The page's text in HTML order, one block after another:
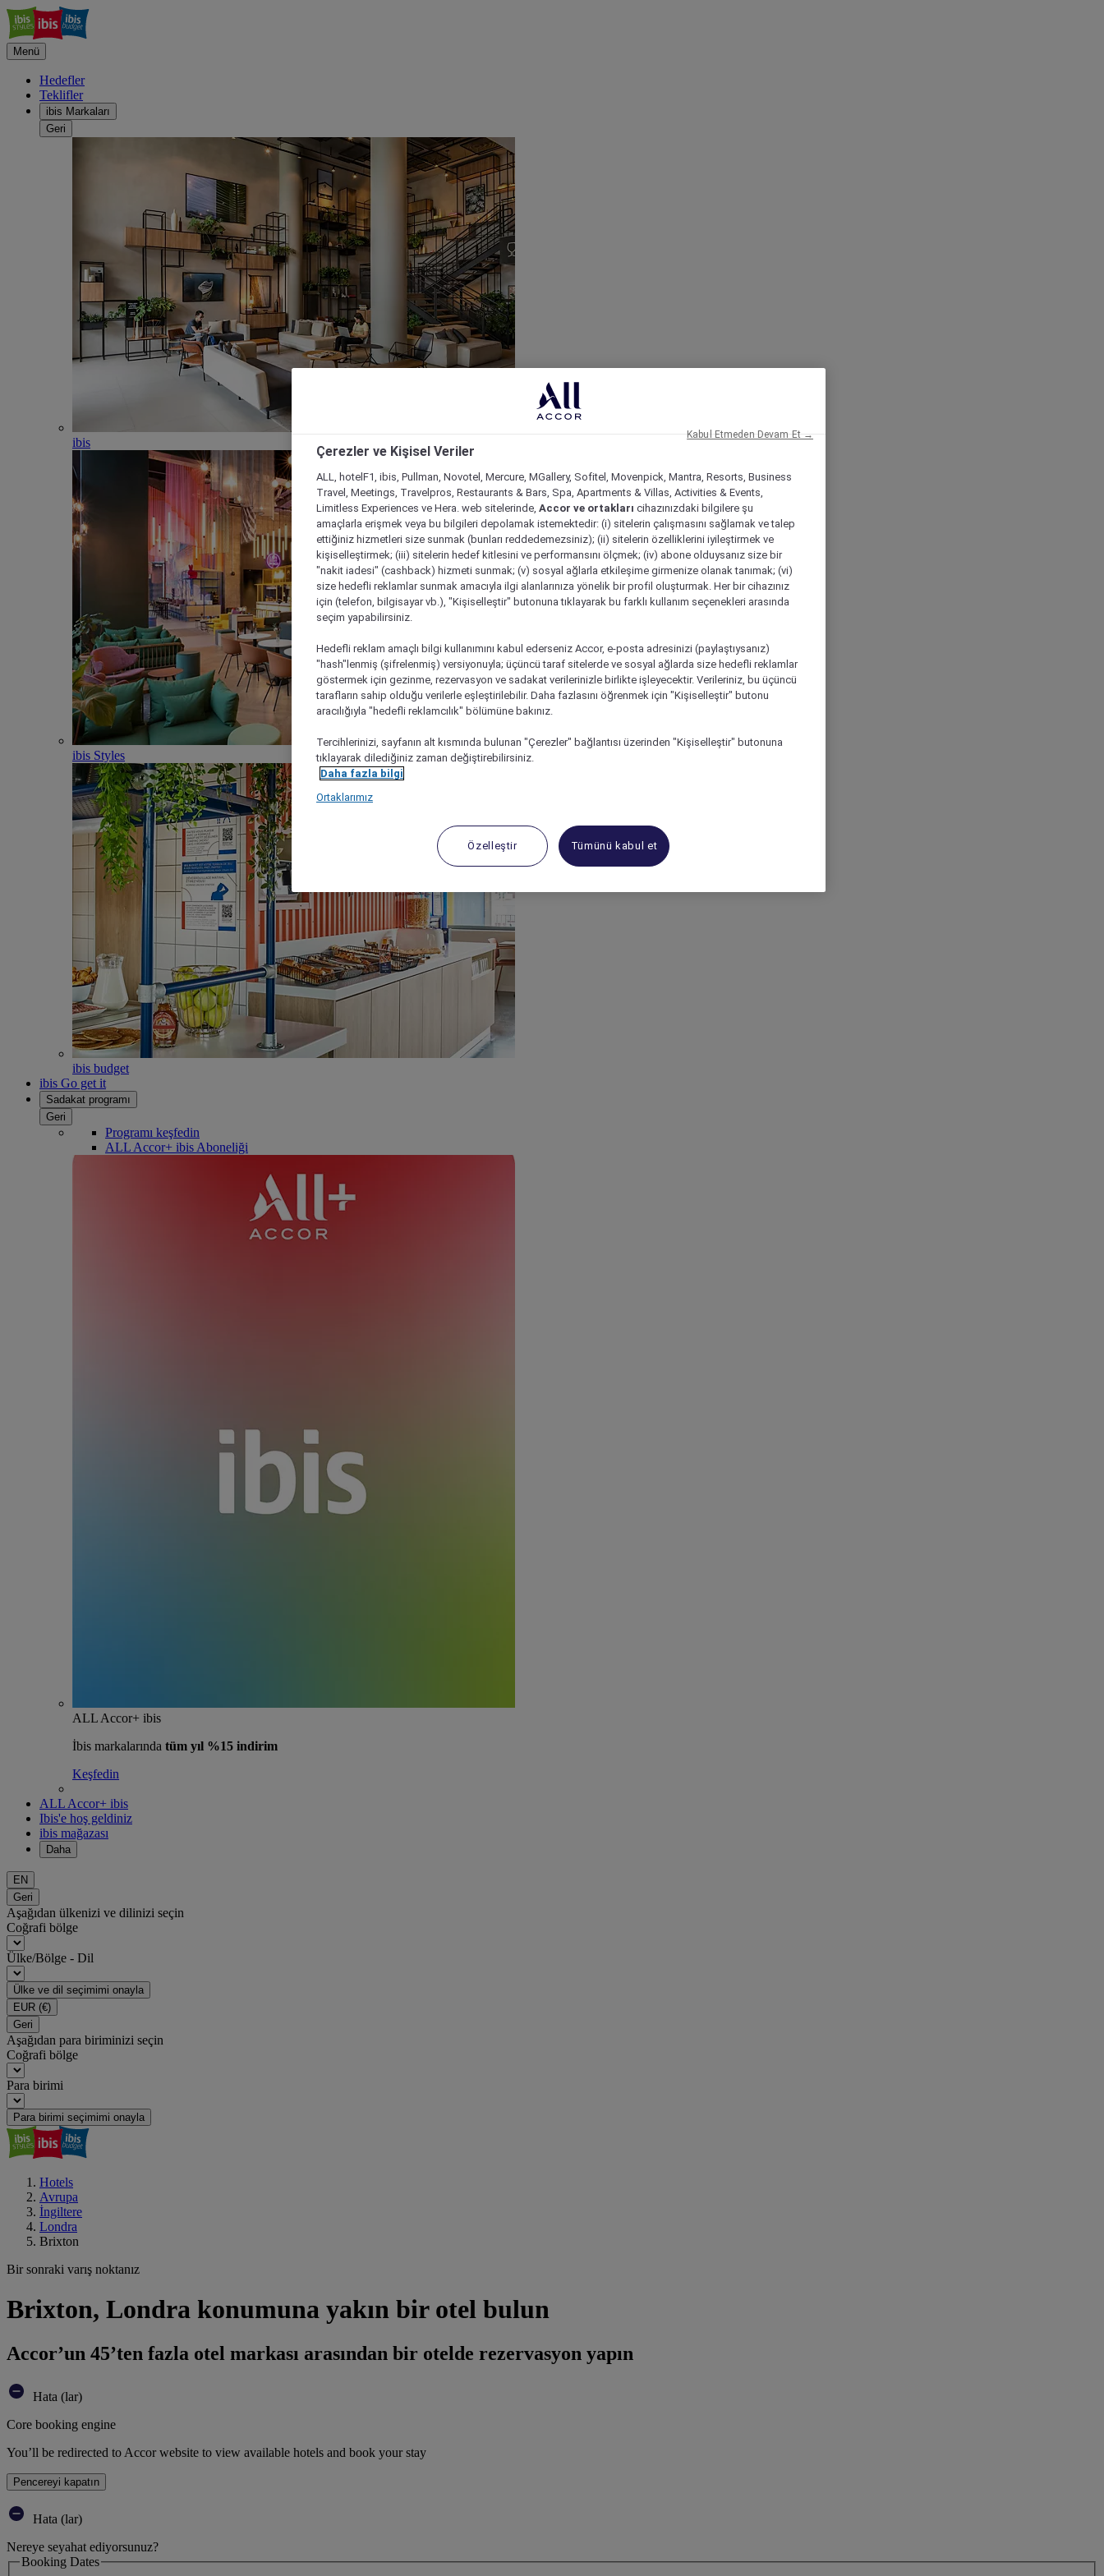
Menü
Hedefler
Teklifler
ibis Markaları
Geri
ibis
ibis Styles
ibis budget
ibis Go get it
Sadakat programı
Geri
Programı keşfedin
ALL Accor+ ibis Aboneliği
ALL Accor+ ibis
İbis markalarında tüm yıl %15 indirim
Keşfedin
ALL Accor+ ibis
Ibis'e hoş geldiniz
ibis mağazası
Daha
EN
Geri
Aşağıdan ülkenizi ve dilinizi seçin
Coğrafi bölge
Ülke/Bölge - Dil
Ülke ve dil seçimimi onayla
EUR (€)
Geri
Aşağıdan para biriminizi seçin
Coğrafi bölge
Para birimi
Para birimi seçimimi onayla
Hotels
Avrupa
İngiltere
Londra
Brixton
Bir sonraki varış noktanız
Brixton, Londra konumuna yakın bir otel bulun
Accor’un 45’ten fazla otel markası arasından bir otelde rezervasyon yapın
Hata (lar)
Core booking engine
You’ll be redirected to Accor website to view available hotels and book your stay
Pencereyi kapatın
Hata (lar)
Nereye seyahat ediyorsunuz?
Booking Dates
Çerezler ve Kişisel Veriler
ALL, hotelF1, ibis, Pullman, Novotel, Mercure, MGallery, Sofitel, Movenpick, Mantra, Resorts, Business
Travel, Meetings, Travelpros, Restaurants & Bars, Spa, Apartments & Villas, Activities & Events,
Limitless Experiences ve Hera. web sitelerinde, Accor ve ortakları cihazınızdaki bilgilere şu
amaçlarla erişmek veya bu bilgileri depolamak istemektedir: (i) sitelerin çalışmasını sağlamak ve talep
ettiğiniz hizmetleri size sunmak (bunları reddedemezsiniz); (ii) sitelerin özelliklerini iyileştirmek ve
kişiselleştirmek; (iii) sitelerin hedef kitlesini ve performansını ölçmek; (iv) abone olduysanız size bir
"nakit iadesi" (cashback) hizmeti sunmak; (v) sosyal ağlarla etkileşime girmenize olanak tanımak; (vi)
size hedefli reklamlar sunmak amacıyla ilgi alanlarınıza yönelik bir profil oluşturmak. Her bir cihazınız
için (telefon, bilgisayar vb.), "Kişiselleştir" butonuna tıklayarak bu farklı kullanım seçenekleri arasında
seçim yapabilirsiniz.
Hedefli reklam amaçlı bilgi kullanımını kabul ederseniz Accor, e-posta adresinizi (paylaştıysanız)
"hash"lenmiş (şifrelenmiş) versiyonuyla; üçüncü taraf sitelerde ve sosyal ağlarda size hedefli reklamlar
göstermek için gezinme, rezervasyon ve sadakat verilerinizle birlikte işleyecektir. Verileriniz, bu üçüncü
tarafların sahip olduğu verilerle eşleştirilebilir. Daha fazlasını öğrenmek için "Kişiselleştir" butonu
aracılığıyla "hedefli reklamcılık" bölümüne bakınız.
Tercihlerinizi, sayfanın alt kısmında bulunan "Çerezler" bağlantısı üzerinden "Kişiselleştir" butonuna
tıklayarak dilediğiniz zaman değiştirebilirsiniz.
Daha fazla bilgi
Ortaklarımız
Özelleştir Tümünü kabul et
Kabul Etmeden Devam Et →